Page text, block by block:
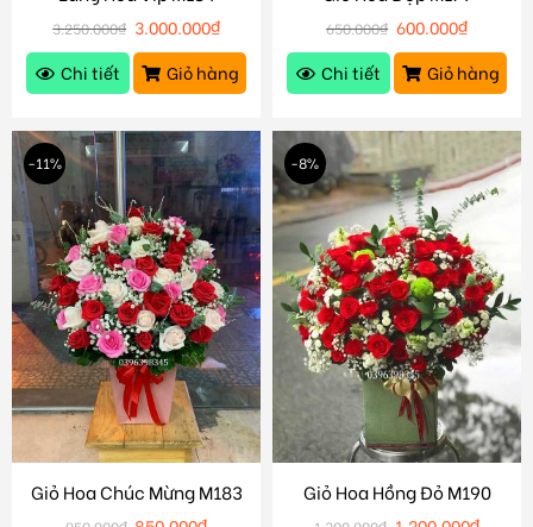
3.250.000₫ 3.000.000₫
Chi tiết
Giỏ hàng
650.000₫ 600.000₫
Chi tiết
Giỏ hàng
-11%
Giỏ Hoa Chúc Mừng M183
-8%
Giỏ Hoa Hồng Đỏ M190